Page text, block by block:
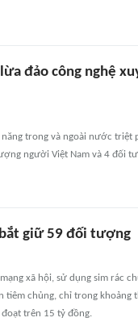
đảo công nghệ
trong và ngoài nước triệt
người Việt Nam và 4 đối
giữ 59 đối tượng
xã hội, sử dụng sim rác
tiêm chủng, chỉ trong khoảng
trên 15 tỷ đồng.